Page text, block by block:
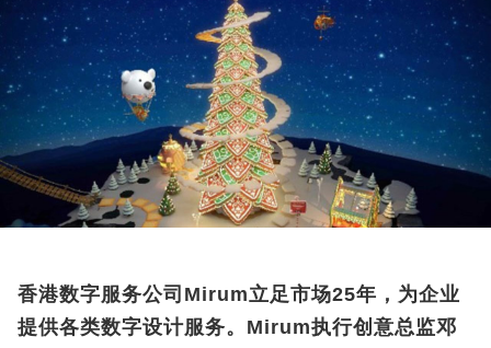
香港数字服务公司 Mirum立足市场25年，为企业
提供各类数字设计服务。 Mirum执行创意总监邓